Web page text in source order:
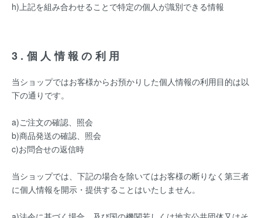
h)上記を組み合わせることで特定の個人が識別できる情報
3.個人情報の利用
当ショップではお客様からお預かりした個人情報の利用目的は以
下の通りです。
a)ご注文の確認、照会
b)商品発送の確認、照会
c)お問合せの返信時
当ショップでは、下記の場合を除いてはお客様の断りなく第三者
に個人情報を開示・提供することはいたしません。